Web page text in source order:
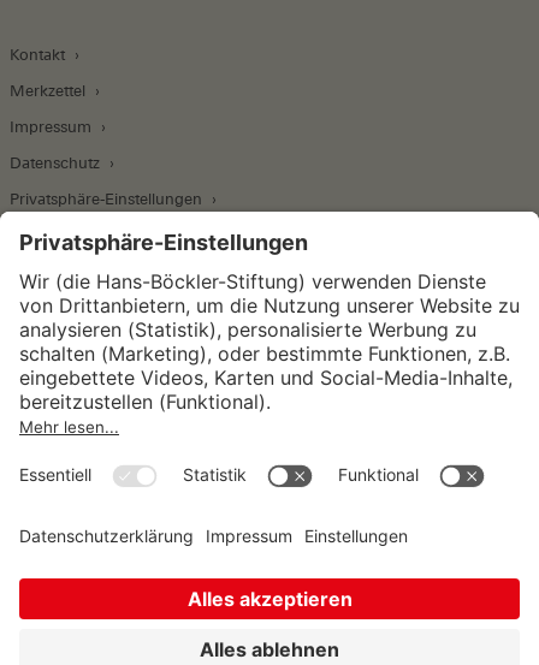
Kontakt
Merkzettel
Impressum
Datenschutz
Privatsphäre-Einstellungen
Wirtschafts- und Sozialwissenschaftliches Institut
Institut für Makroökonomie und
Konjunkturforschung
Unternehmensführung
Sozialrecht